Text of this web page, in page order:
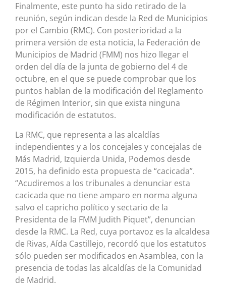
Finalmente, este punto ha sido retirado de la
reunión, según indican desde la Red de Municipios
por el Cambio (RMC). Con posterioridad a la
primera versión de esta noticia, la Federación de
Municipios de Madrid (FMM) nos hizo llegar el
orden del día de la junta de gobierno del 4 de
octubre, en el que se puede comprobar que los
puntos hablan de la modificación del Reglamento
de Régimen Interior, sin que exista ninguna
modificación de estatutos.
La RMC, que representa a las alcaldías
independientes y a los concejales y concejalas de
Más Madrid, Izquierda Unida, Podemos desde
2015, ha definido esta propuesta de “cacicada”.
“Acudiremos a los tribunales a denunciar esta
cacicada que no tiene amparo en norma alguna
salvo el capricho político y sectario de la
Presidenta de la FMM Judith Piquet”, denuncian
desde la RMC. La Red, cuya portavoz es la alcaldesa
de Rivas, Aída Castillejo, recordó que los estatutos
sólo pueden ser modificados en Asamblea, con la
presencia de todas las alcaldías de la Comunidad
de Madrid.